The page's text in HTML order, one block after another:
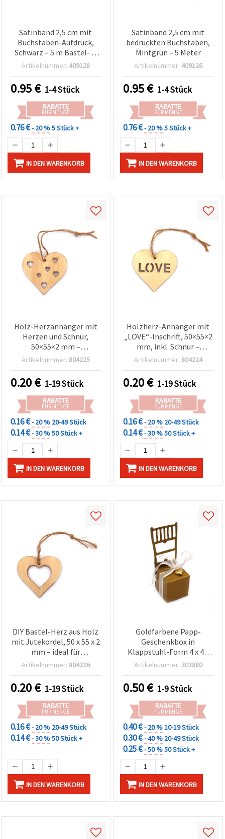
Satinband 2,5 cm mit
Buchstaben-Aufdruck,
Schwarz – 5 m Bastel- &
Geschenkband
Artikelnummer: 409128
0.95€ 1-4 Stück
RABATTE
FÜR MENGE
0.76 €- 20 %5 Stück +
IN DEN WARENKORB
Satinband 2,5 cm mit
bedruckten Buchstaben,
Mintgrün – 5 Meter
Artikelnummer: 409126
0.95€ 1-4 Stück
RABATTE
FÜR MENGE
0.76 €- 20 %5 Stück +
IN DEN WARENKORB
Holz-Herzanhänger mit
Herzen und Schnur,
50×55×2 mm –
Basteldekoration
Artikelnummer: 804225
0.20€ 1-19 Stück
RABATTE
FÜR MENGE
0.16 €- 20 % 20-49 Stück
0.14 €- 30 %50 Stück +
IN DEN WARENKORB
Holzherz-Anhänger mit
„LOVE“-Inschrift, 50×55×2
mm, inkl. Schnur –
Bastelbedarf & Deko
Artikelnummer: 804224
0.20€ 1-19 Stück
RABATTE
FÜR MENGE
0.16 €- 20 % 20-49 Stück
0.14 €- 30 %50 Stück +
IN DEN WARENKORB
DIY Bastel-Herz aus Holz
mit Jutekordel, 50 x 55 x 2
mm – ideal für
personalisierte Deko
Artikelnummer: 804226
0.20€ 1-19 Stück
RABATTE
FÜR MENGE
0.16 €- 20 % 20-49 Stück
0.14 €- 30 %50 Stück +
IN DEN WARENKORB
Goldfarbene Papp-
Geschenkbox in
Klappstuhl-Form 4 x 4 x
11 cm mit Band und
Artikelnummer: 302880
0.50€ 1-9 Stück
RABATTE
FÜR MENGE
0.40 €- 20 %10-19 Stück
0.30 €- 40 % 20-49 Stück
0.25 €- 50 %50 Stück +
IN DEN WARENKORB